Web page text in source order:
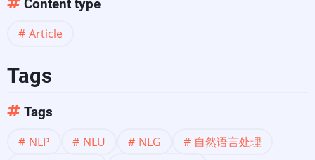
Content type
Article
Tags
Tags
NLP NLU NLG
自然语言处理